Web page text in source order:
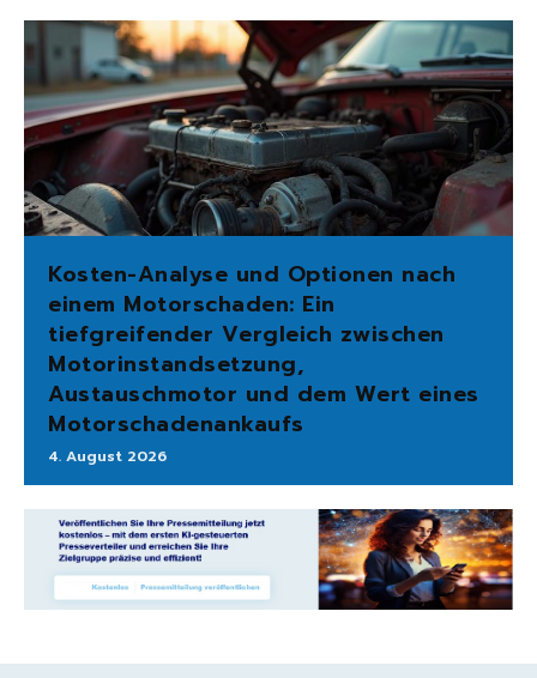
Kosten-Analyse und Optionen nach
einem Motorschaden: Ein
tiefgreifender Vergleich zwischen
Motorinstandsetzung,
Austauschmotor und dem Wert eines
Motorschadenankaufs
4. August 2026